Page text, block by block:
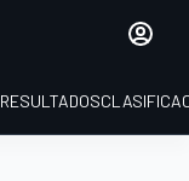
RESULTADOS